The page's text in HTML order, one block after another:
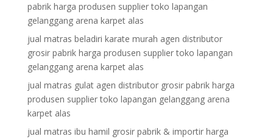
pabrik harga produsen supplier toko lapangan
gelanggang arena karpet alas
jual matras beladiri karate murah agen distributor
grosir pabrik harga produsen supplier toko lapangan
gelanggang arena karpet alas
jual matras gulat agen distributor grosir pabrik harga
produsen supplier toko lapangan gelanggang arena
karpet alas
jual matras ibu hamil grosir pabrik & importir harga